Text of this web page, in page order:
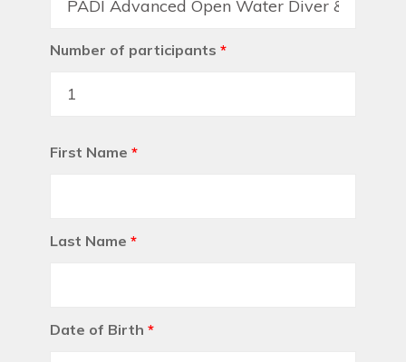
Number of participants *
First Name *
Last Name *
Date of Birth *